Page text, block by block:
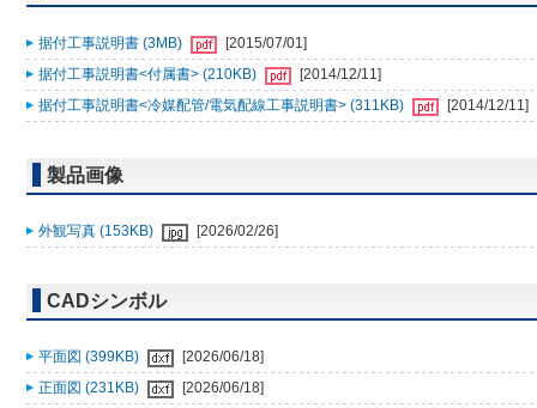
据付工事説明書 (3MB)
[2015/07/01]
据付工事説明書<付属書> (210KB)
[2014/12/11]
据付工事説明書<冷媒配管/電気配線工事説明書> (311KB)
[2014/12/11]
製品画像
外観写真 (153KB) [2026/02/26]
CADシンボル
平面図 (399KB)
[2026/06/18]
正面図 (231KB)
[2026/06/18]